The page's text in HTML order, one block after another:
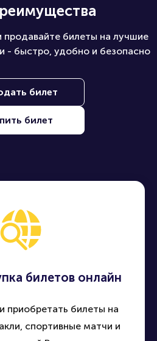
- быстро, удобно и безопасно
билет
билетов онлайн